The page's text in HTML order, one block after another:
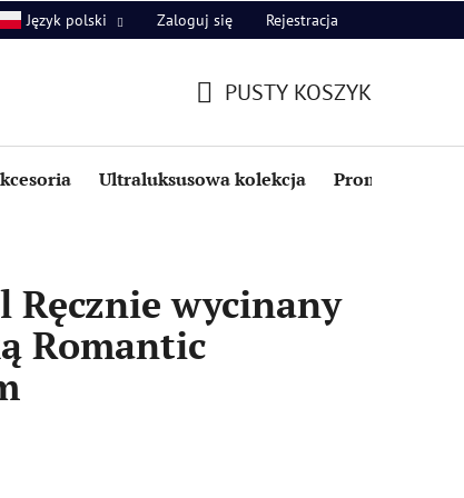
Język polski Zaloguj się Rejestracja
PUSTY KOSZYK
Ultraluksusowa kolekcja Promocje i
Ręcznie wycinany
Romantic